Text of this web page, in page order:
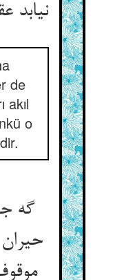
نیابد
de
akıl
o
گه